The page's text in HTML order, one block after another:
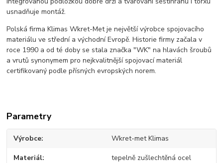
usnadňuje montáž.
Polská firma Klimas Wkret-Met je největší výrobce spojovacího
materiálu ve střední a východní Evropě. Historie firmy začala v
roce 1990 a od té doby se stala značka "WK" na hlavách šroubů
a vrutů synonymem pro nejkvalitnější spojovací materiál
certifikovaný podle přísných evropských norem.
Parametry
Výrobce Wkret-met Klimas
Materiál tepelně zušlechtěná ocel